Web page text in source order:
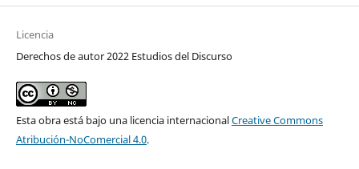
Licencia
Derechos de autor 2022 Estudios del Discurso
Esta obra está bajo una licencia internacionalCreative Commons
Atribución-NoComercial 4.0.